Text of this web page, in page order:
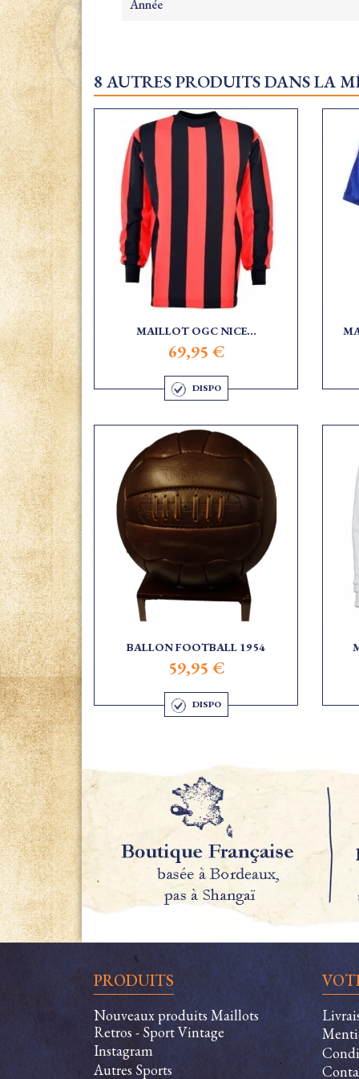
Année
8 AUTRES PRODUITS DANS LA
MAILLOT OGC NICE...
69,95 €
DISPO
BALLON FOOTBALL 1954
59,95 €
DISPO
PRODUITS
Nouveaux produits Maillots
Retros - Sport Vintage
Instagram
Autres Sports